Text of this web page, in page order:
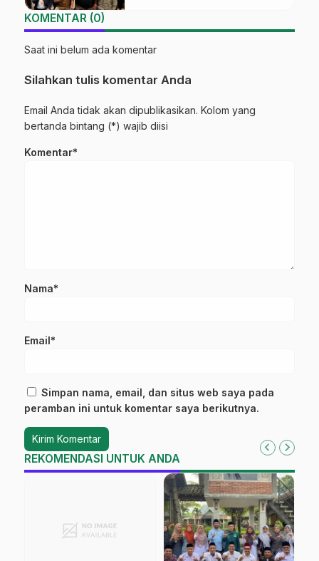
KOMENTAR (0)
Saat ini belum ada komentar
Silahkan tulis komentar Anda
Email Anda tidak akan dipublikasikan. Kolom yang
bertanda bintang (*) wajib diisi
Komentar*
Nama*
Email*
Simpan nama, email, dan situs web saya pada
peramban ini untuk komentar saya berikutnya.
REKOMENDASI UNTUK ANDA